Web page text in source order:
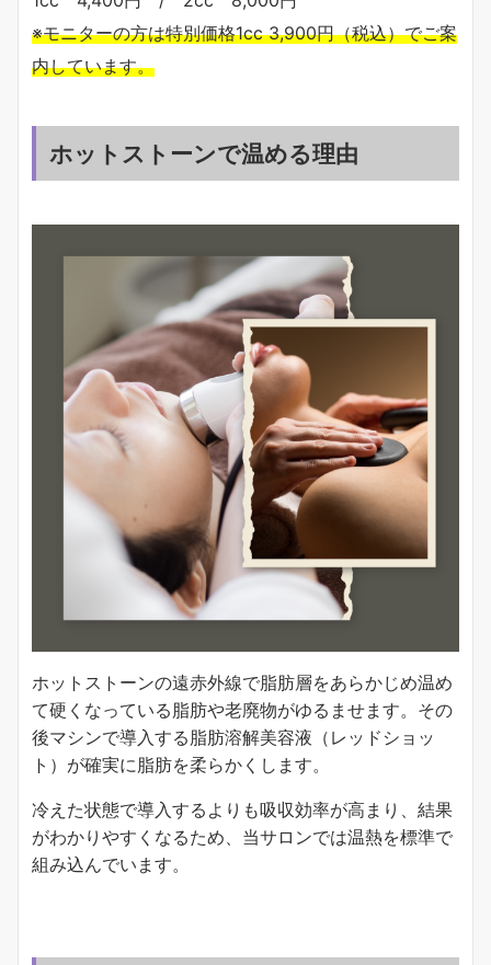
※モニターの方は特別価格1cc 3,900円（税込）でご案
内しています。
ホットストーンで温める理由
ホットストーンの遠赤外線で脂肪層をあらかじめ温め
て硬くなっている脂肪や老廃物がゆるませます。その
後マシンで導入する脂肪溶解美容液（レッドショッ
ト）が確実に脂肪を柔らかくします。
冷えた状態で導入するよりも吸収効率が高まり、結果
がわかりやすくなるため、当サロンでは温熱を標準で
組み込んでいます。